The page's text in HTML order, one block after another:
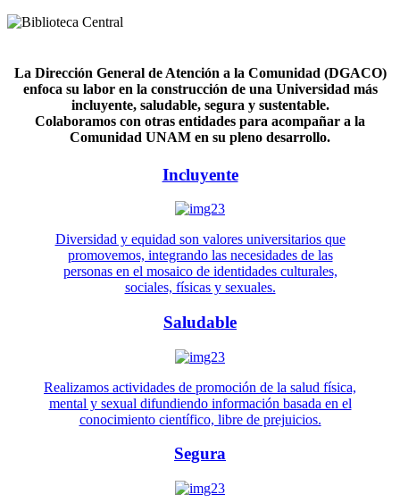
La Dirección General de Atención a la Comunidad (DGACO)
enfoca su labor en la construcción de una Universidad más
incluyente, saludable, segura y sustentable.
Colaboramos con otras entidades para acompañar a la
Comunidad UNAM en su pleno desarrollo.
Incluyente
Diversidad y equidad son valores universitarios que
promovemos, integrando las necesidades de las
personas en el mosaico de identidades culturales,
sociales, físicas y sexuales.
Saludable
Realizamos actividades de promoción de la salud física,
mental y sexual difundiendo información basada en el
conocimiento científico, libre de prejuicios.
Segura